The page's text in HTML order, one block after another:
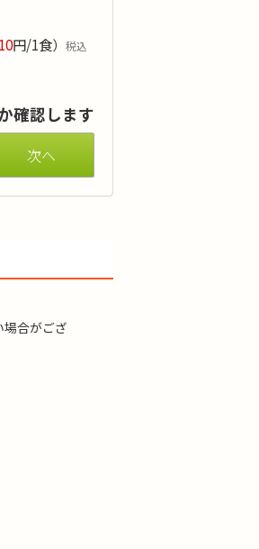
円/1食） 税込
しい食事を安
確認します
合がござ